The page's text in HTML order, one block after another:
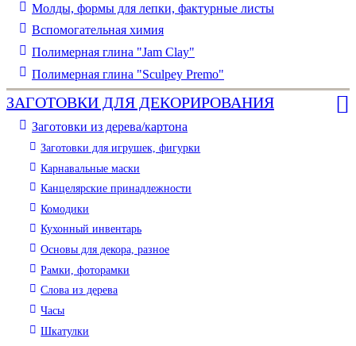
Молды, формы для лепки, фактурные листы
Вспомогательная химия
Полимерная глина "Jam Clay"
Полимерная глина "Sculpey Premo"
ЗАГОТОВКИ ДЛЯ ДЕКОРИРОВАНИЯ
Заготовки из дерева/картона
Заготовки для игрушек, фигурки
Карнавальные маски
Канцелярские принадлежности
Комодики
Кухонный инвентарь
Основы для декора, разное
Рамки, фоторамки
Слова из дерева
Часы
Шкатулки